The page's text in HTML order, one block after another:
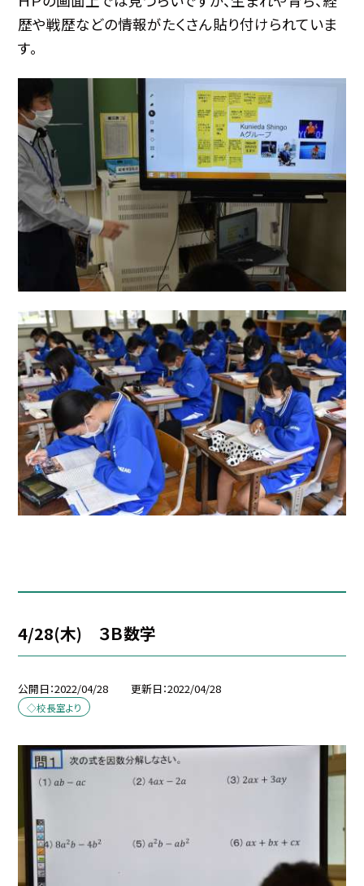
歴や戦歴などの情報がたくさん貼り付けられていま
す。
4/28(木) ３Ｂ数学
公開日 2022/04/28 更新日 2022/04/28
◇校長室より